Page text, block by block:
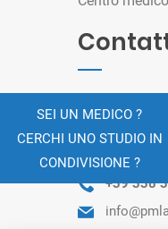
SEI UN MEDICO ?
CERCHI UNO STUDIO IN
CONDIVISIONE ?
Via
Monza
+39 039
+39 338